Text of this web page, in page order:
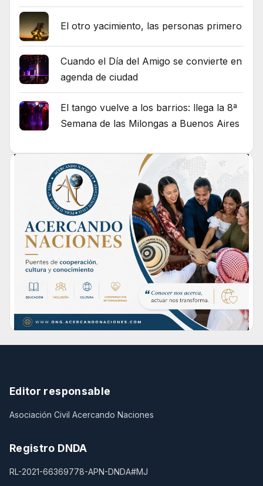
El otro yacimiento, las personas primero
Cuando el Día del Amigo se convierte en
agenda de ciudad
El tango vuelve a los barrios: llega la 8ª
Semana de las Milongas a Buenos Aires
Editor responsable
Asociación Civil Acercando Naciones
Registro DNDA
RL-2021-66369778-APN-DNDA#MJ